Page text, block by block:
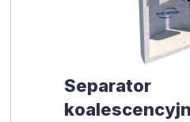
Separator